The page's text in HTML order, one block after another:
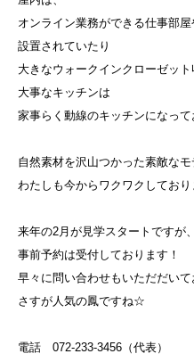
オンライン業務ができる仕事部
設置されていたり
大きなウォークインクローゼッ
大事なキッチンは
家事らく動線のキッチンになって
自然素材を沢山つかった素敵な
わたしも今からワクワクしており
来年の2月が見学スタートですが
事前予約は受付しております！
早々に問い合わせもいただだいて
さすが人気の鳳ですね☆
電話 072-233-3456（代表）